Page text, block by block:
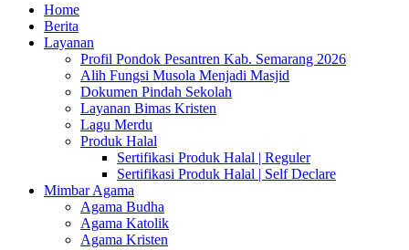
Home
Berita
Layanan
Profil Pondok Pesantren Kab. Semarang 2026
Alih Fungsi Musola Menjadi Masjid
Dokumen Pindah Sekolah
Layanan Bimas Kristen
Lagu Merdu
Produk Halal
Sertifikasi Produk Halal | Reguler
Sertifikasi Produk Halal | Self Declare
Mimbar Agama
Agama Budha
Agama Katolik
Agama Kristen